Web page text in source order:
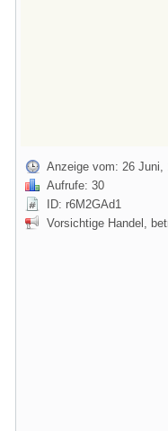
Anzeige vom: 26 Juni,
Aufrufe: 30
ID: r6M2GAd1
Vorsichtige Handel,